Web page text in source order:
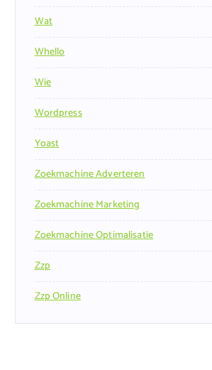
Wat
Whello
Wie
Wordpress
Yoast
Zoekmachine Adverteren
Zoekmachine Marketing
Zoekmachine Optimalisatie
Zzp
Zzp Online